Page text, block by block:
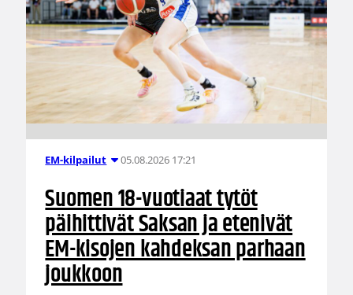
EM-kilpailut 05.08.2026 17:21
Suomen 18-vuotiaat tytöt
päihittivät Saksan ja etenivät
EM-kisojen kahdeksan parhaan
joukkoon